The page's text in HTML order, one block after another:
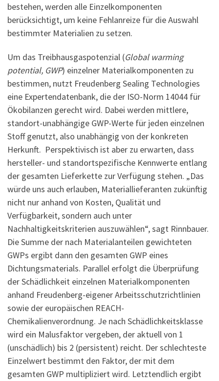
bestehen, werden alle Einzelkomponenten
berücksichtigt, um keine Fehlanreize für die Auswahl
bestimmter Materialien zu setzen.
Um das Treibhausgaspotenzial (Global warming
potential, GWP) einzelner Materialkomponenten zu
bestimmen, nutzt Freudenberg Sealing Technologies
eine Expertendatenbank, die der ISO-Norm 14044 für
Ökobilanzen gerecht wird. Dabei werden mittlere,
standort-unabhängige GWP-Werte für jeden einzelnen
Stoff genutzt, also unabhängig von der konkreten
Herkunft. Perspektivisch ist aber zu erwarten, dass
hersteller- und standortspezifische Kennwerte entlang
der gesamten Lieferkette zur Verfügung stehen. „Das
würde uns auch erlauben, Materiallieferanten zukünftig
nicht nur anhand von Kosten, Qualität und
Verfügbarkeit, sondern auch unter
Nachhaltigkeitskriterien auszuwählen“, sagt Rinnbauer.
Die Summe der nach Materialanteilen gewichteten
GWPs ergibt dann den gesamten GWP eines
Dichtungsmaterials. Parallel erfolgt die Überprüfung
der Schädlichkeit einzelnen Materialkomponenten
anhand Freudenberg-eigener Arbeitsschutzrichtlinien
sowie der europäischen REACH-
Chemikalienverordnung. Je nach Schädlichkeitsklasse
wird ein Malusfaktor vergeben, der aktuell von 1
(unschädlich) bis 2 (persistent) reicht. Der schlechteste
Einzelwert bestimmt den Faktor, der mit dem
gesamten GWP multipliziert wird. Letztendlich ergibt